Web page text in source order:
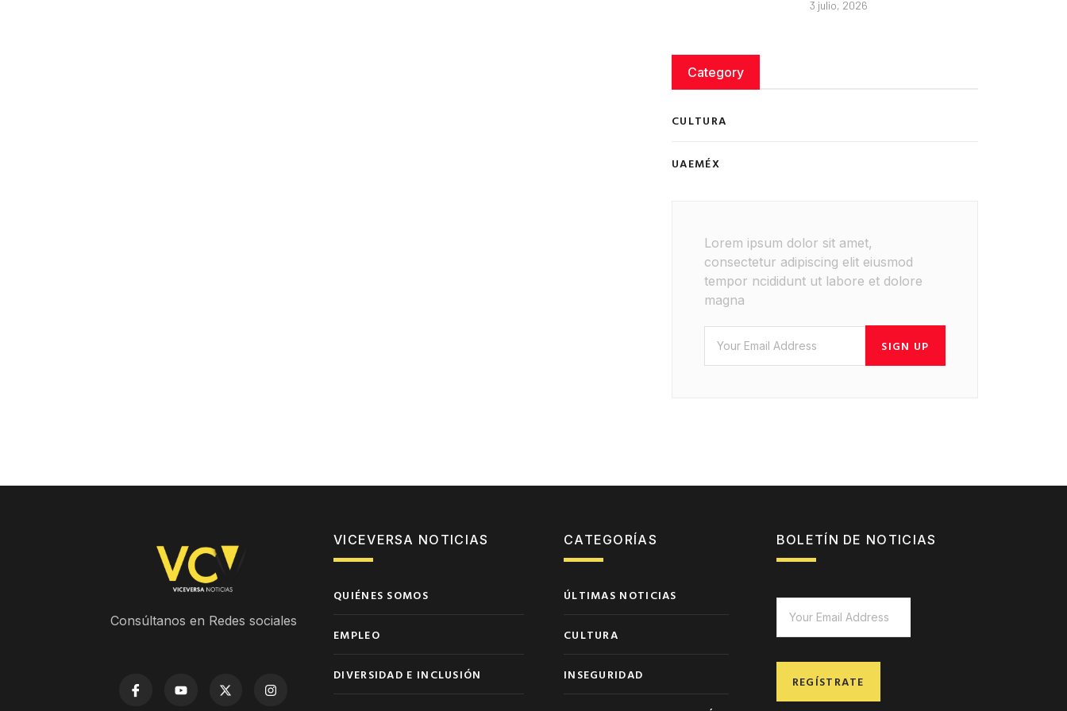
3 julio, 2026
Category
CULTURA
UAEMÉX
Lorem ipsum dolor sit amet,
consectetur adipiscing elit eiusmod
tempor ncididunt ut labore et dolore
magna
SIGN UP
Consúltanos en Redes sociales
VICEVERSA NOTICIAS
QUIÉNES SOMOS
EMPLEO
DIVERSIDAD E INCLUSIÓN
CATEGORÍAS
ÚLTIMAS NOTICIAS
CULTURA
INSEGURIDAD
BOLETÍN DE NOTICIAS
REGÍSTRATE